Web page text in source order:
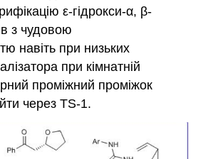
ε-гідрокси-α, β-
з чудовою
навіть при низьких
при кімнатній
проміжний проміжок
через TS-1.